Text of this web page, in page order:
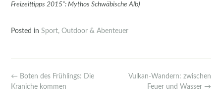
Freizeittipps 2015“: Mythos Schwäbische Alb)
Posted in Sport, Outdoor & Abenteuer
Post
navigation
Vulkan-Wandern: zwischen
Feuer und Wasser →
← Boten des Frühlings: Die
Kraniche kommen